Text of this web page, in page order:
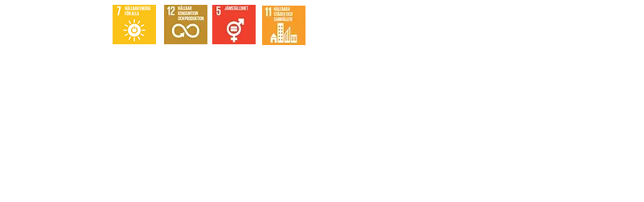
Österrike - En förebild
Sök ekonomiskt stöd för
affärsplan, öppnar 5 maj